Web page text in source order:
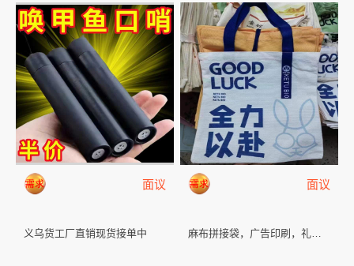
面议
义乌货工厂直销现货接单中
面议